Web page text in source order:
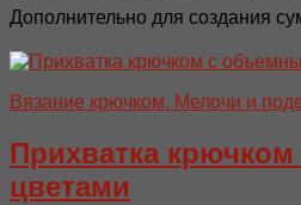
Дополнительно для создания
Вязание крючком. Мелочи и
Прихватка
цветами